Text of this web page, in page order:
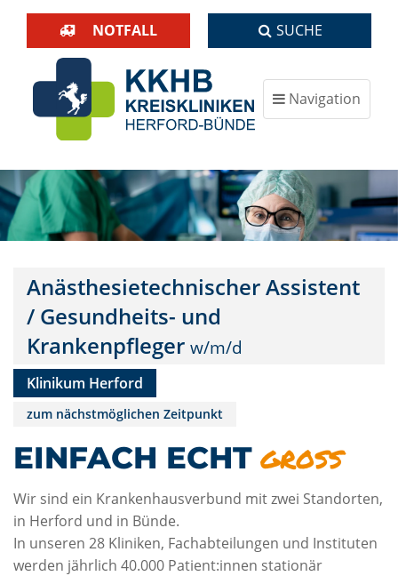
NOTFALL SUCHE
Navigation
ein-/ausblenden
Anästhesietechnischer Assistent
/ Gesundheits- und
Krankenpfleger
Klinikum Herford
zum nächstmöglichen Zeitpunkt
EINFACH ECHT groß
Wir sind ein Krankenhausverbund mit zwei Standorten,
in Herford und in Bünde.
In unseren 28 Kliniken, Fachabteilungen und Instituten
werden jährlich 40.000 Patient:innen stationär